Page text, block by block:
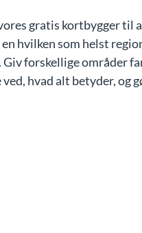
gratis kortbygger til
hvilken som helst
Giv forskellige områder
hvad alt betyder, og